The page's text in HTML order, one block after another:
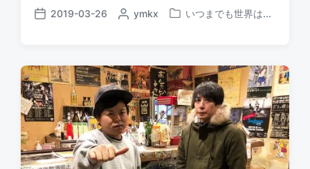
P
t
d
a
t
e
2019-03-26
P
e
d
b
y
ymkx
P
t
e
d
i
n
いつまでも世界は...